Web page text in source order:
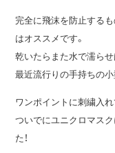
完全に飛沫を防止する
はオススメです。
乾いたらまた水で濡らせ
最近流行りの手持ちの
ワンポイントに刺繍入れ
ついでにユニクロマス
た！